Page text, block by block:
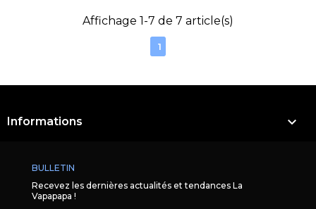
Affichage 1-7 de 7 article(s)
1
Informations 
BULLETIN
Recevez les dernières actualités et tendances La
Vapapapa !